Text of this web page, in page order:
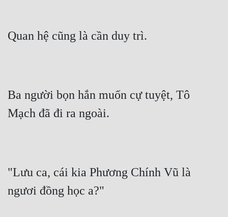
Quan hệ cũng là cần duy trì.
Ba người bọn hắn muốn cự tuyệt, Tô
Mạch đã đi ra ngoài.
"Lưu ca, cái kia Phương Chính Vũ là
ngươi đồng học a?"